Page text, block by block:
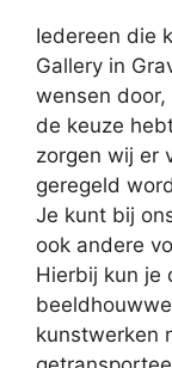
Iedereen die
Gallery in
wensen
de keuze
zorgen wij er
geregeld
Je kunt bij
ook andere
Hierbij kun je
kunstwerken